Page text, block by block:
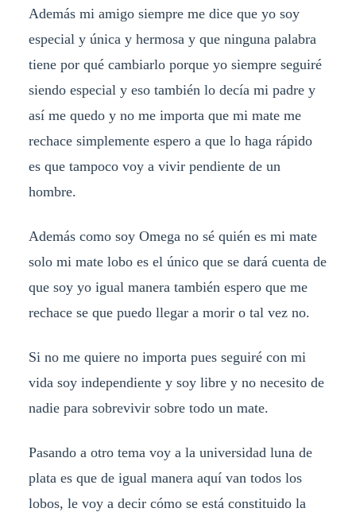
Además mi amigo siempre me dice que yo soy
especial y única y hermosa y que ninguna palabra
tiene por qué cambiarlo porque yo siempre seguiré
siendo especial y eso también lo decía mi padre y
así me quedo y no me importa que mi mate me
rechace simplemente espero a que lo haga rápido
es que tampoco voy a vivir pendiente de un
hombre.
Además como soy Omega no sé quién es mi mate
solo mi mate lobo es el único que se dará cuenta de
que soy yo igual manera también espero que me
rechace se que puedo llegar a morir o tal vez no.
Si no me quiere no importa pues seguiré con mi
vida soy independiente y soy libre y no necesito de
nadie para sobrevivir sobre todo un mate.
Pasando a otro tema voy a la universidad luna de
plata es que de igual manera aquí van todos los
lobos, le voy a decir cómo se está constituido la